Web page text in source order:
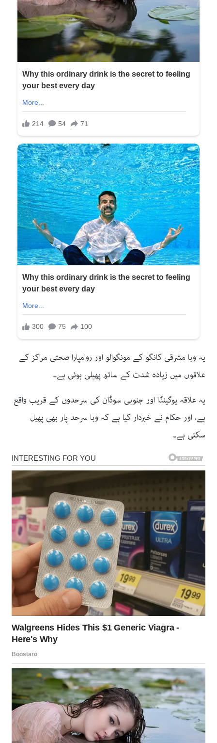
یہ وبا مشرقی کانگو کے مونگوالو اور روامپارا صحتی مراکز کے
علاقوں میں زیادہ شدت کے ساتھ پھیلی ہوئی ہے۔
یہ علاقہ یوگینڈا اور جنوبی سوڈان کی سرحدوں کے قریب واقع
ہے، اور حکام نے خبردار کیا ہے کہ وبا سرحد پار بھی پھیل
سکتی ہے۔